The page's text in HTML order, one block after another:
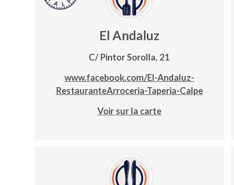
El Andaluz
C/ Pintor Sorolla, 21
www.facebook.com/El-Andaluz-
RestauranteArroceria-Taperia-Calpe
Voir sur la carte